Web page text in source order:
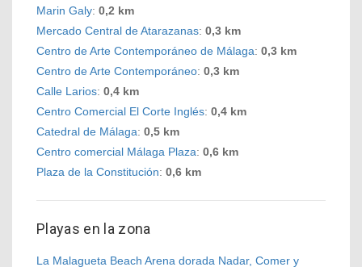
Marin Galy: 0,2 km
Mercado Central de Atarazanas: 0,3 km
Centro de Arte Contemporáneo de Málaga: 0,3 km
Centro de Arte Contemporáneo: 0,3 km
Calle Larios: 0,4 km
Centro Comercial El Corte Inglés: 0,4 km
Catedral de Málaga: 0,5 km
Centro comercial Málaga Plaza: 0,6 km
Plaza de la Constitución: 0,6 km
Playas en la zona
La Malagueta Beach Arena dorada Nadar, Comer y